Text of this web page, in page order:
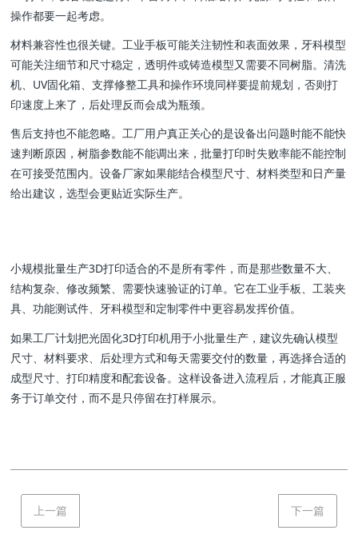
操作都要一起考虑。
材料兼容性也很关键。工业手板可能关注韧性和表面效果，牙科模型
可能关注细节和尺寸稳定，透明件或铸造模型又需要不同树脂。清洗
机、UV固化箱、支撑修整工具和操作环境同样要提前规划，否则打
印速度上来了，后处理反而会成为瓶颈。
售后支持也不能忽略。工厂用户真正关心的是设备出问题时能不能快
速判断原因，树脂参数能不能调出来，批量打印时失败率能不能控制
在可接受范围内。设备厂家如果能结合模型尺寸、材料类型和日产量
给出建议，选型会更贴近实际生产。
小规模批量生产3D打印适合的不是所有零件，而是那些数量不大、
结构复杂、修改频繁、需要快速验证的订单。它在工业手板、工装夹
具、功能测试件、牙科模型和定制零件中更容易发挥价值。
如果工厂计划把光固化3D打印机用于小批量生产，建议先确认模型
尺寸、材料要求、后处理方式和每天需要交付的数量，再选择合适的
成型尺寸、打印精度和配套设备。这样设备进入流程后，才能真正服
务于订单交付，而不是只停留在打样展示。
上一篇 下一篇